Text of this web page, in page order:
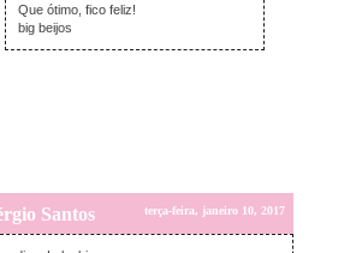
Que ótimo, fico feliz!
big beijos
Santos terça-feira, janeiro 10, 2017